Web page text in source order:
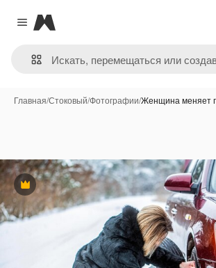
Close menu
Magnific
Главная/Стоковый/Фотографии/Женщина меняет
Премиум